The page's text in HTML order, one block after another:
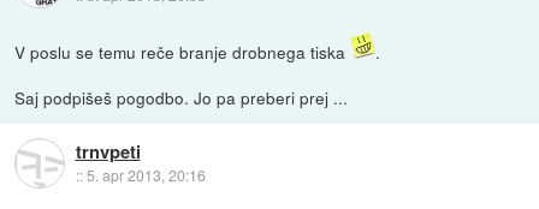
V poslu se temu reče branje drobnega tiska
.
Saj podpišeš pogodbo. Jo pa preberi prej ...
trnvpeti
::5. apr 2013, 20:16